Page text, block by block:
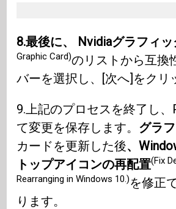
8.最後に、 Nvidiaグラフィ
Graphic Card)のリストから互換
バーを選択し、[次へ]をクリ
9.上記のプロセスを終了し、
て変更を保存します。 グラ
カードを更新した後、
トップアイコンの再配置(Fix
Rearranging in Windows 10.)を修正
ります。